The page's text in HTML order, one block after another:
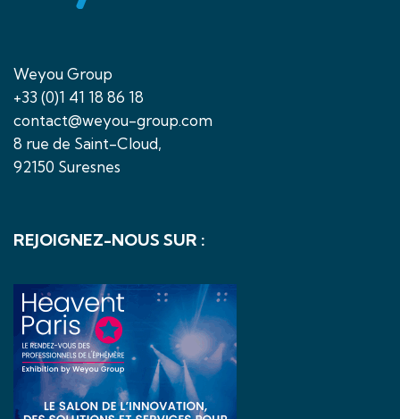
Weyou Group
+33 (0)1 41 18 86 18
contact@weyou-group.com
8 rue de Saint-Cloud,
92150 Suresnes
REJOIGNEZ-NOUS SUR :